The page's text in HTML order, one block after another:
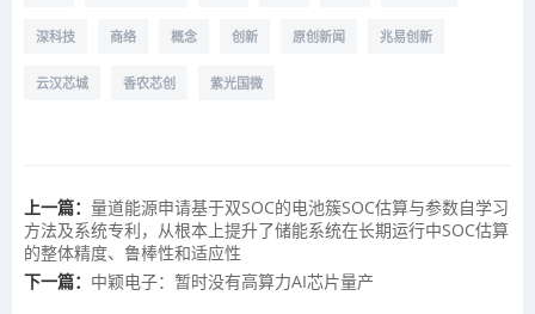
深科技 商络 概念 创新 原创新闻 兆易创新
云汉芯城 香农芯创 紫光国微
上一篇： 量道能源申请基于双SOC的电池簇SOC估算与参数自学习
方法及系统专利，从根本上提升了储能系统在长期运行中SOC估算
的整体精度、鲁棒性和适应性
下一篇： 中颖电子：暂时没有高算力AI芯片量产